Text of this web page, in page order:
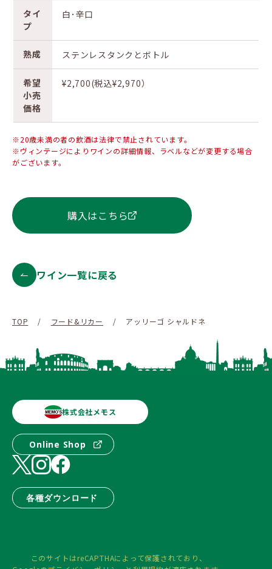
タイ
プ
白･辛口
熟成 ステンレスタンクとボトル
希望
小売
価格
¥2,700(税込¥2,970）
※20歳未満の者の飲酒は法律で禁止されています。
※ヴィンテージによりワインの詳細情報、ラベルなどが変更する場合
がございます。
購入はこちら
ワイン一覧に戻る
TOP / フード&リカー / アッリーゴ シャルドネ
株式会社メモス
Online Shop
各種ダウンロード
このサイトはreCAPTHAによって保護されており、